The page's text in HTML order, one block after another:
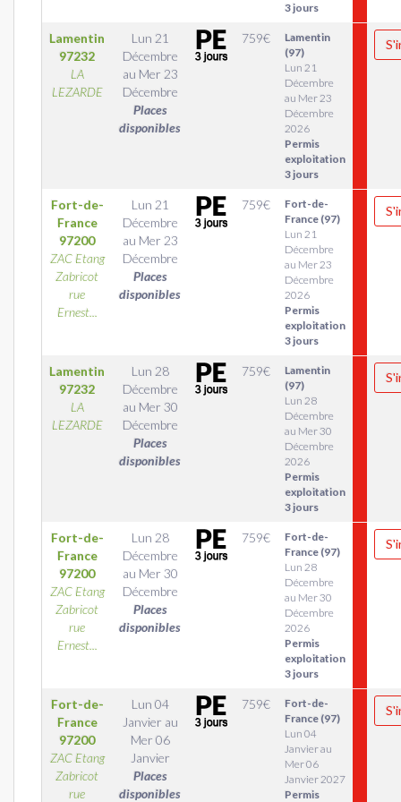
3 jours
Lamentin
97232
LA
LEZARDE
Lun 21
Décembre
au Mer 23
Décembre
Places
disponibles
759€
Lamentin
(97)
Lun 21
Décembre
au Mer 23
Décembre
2026
Permis
exploitation
3 jours
Fort-de-
France
97200
ZAC Etang
Zabricot
rue
Ernest...
Lun 21
Décembre
au Mer 23
Décembre
Places
disponibles
759€
Fort-de-
France (97)
Lun 21
Décembre
au Mer 23
Décembre
2026
Permis
exploitation
3 jours
Lamentin
97232
LA
LEZARDE
Lun 28
Décembre
au Mer 30
Décembre
Places
disponibles
759€
Lamentin
(97)
Lun 28
Décembre
au Mer 30
Décembre
2026
Permis
exploitation
3 jours
Fort-de-
France
97200
ZAC Etang
Zabricot
rue
Ernest...
Lun 28
Décembre
au Mer 30
Décembre
Places
disponibles
759€
Fort-de-
France (97)
Lun 28
Décembre
au Mer 30
Décembre
2026
Permis
exploitation
3 jours
Fort-de-
France
97200
ZAC Etang
Zabricot
rue
Lun 04
Janvier au
Mer 06
Janvier
Places
disponibles
759€
Fort-de-
France (97)
Lun 04
Janvier au
Mer 06
Janvier 2027
Permis